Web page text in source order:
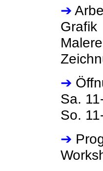
➔
Grafik
➔
Sa.
So.
➔